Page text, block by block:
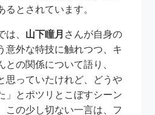
るとされています。
は、 山下瞳月 さんが自身の
意外な特技に触れつつ、キ
との関係について語り、
思っていたけれど、どうや
」とポツリとこぼすシーン
この少し切ない一言は、フ